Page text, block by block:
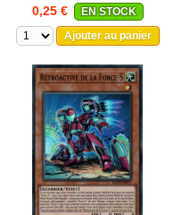
0,25 €
EN STOCK
Ajouter au panier